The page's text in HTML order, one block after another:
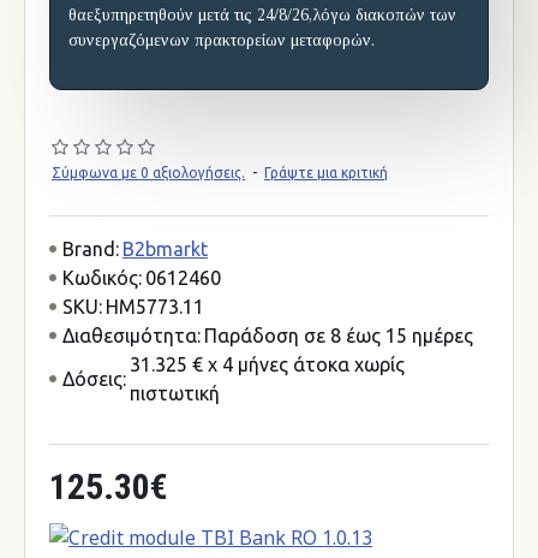
θαεξυπηρετηθούν μετά τις 24/8/26,λόγω διακοπών των
συνεργαζόμενων πρακτορείων μεταφορών.
Σύμφωνα με 0 αξιολογήσεις. - Γράψτε μια κριτική
125.30€
Brand: B2bmarkt
Κωδικός: 0612460
SKU: HM5773.11
Διαθεσιμότητα: Παράδοση σε 8 έως 15 ημέρες
Δόσεις:
31.325 € x 4 μήνες άτοκα χωρίς
πιστωτική